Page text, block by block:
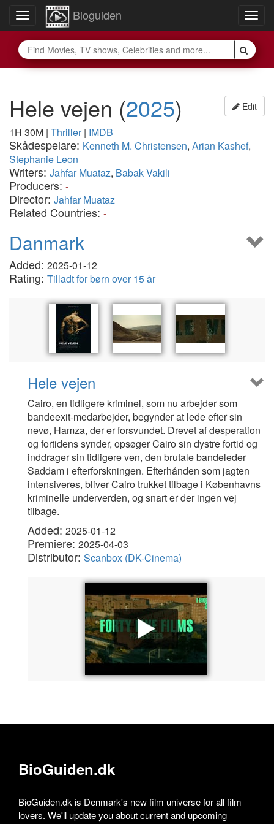
Toggle
navigation
Bioguiden
Edit
Hele vejen (2025)
1H 30M | Thriller| IMDB
Skådespelare: Kenneth M. Christensen, Arian Kashef,
Stephanie Leon
Writers: Jahfar Muataz, Babak Vakili
Producers: -
Director: Jahfar Muataz
Related Countries: -
Danmark
Added: 2025-01-12
Rating: Tilladt for børn over 15 år
Hele vejen
Cairo, en tidligere kriminel, som nu arbejder som
bandeexit-medarbejder, begynder at lede efter sin
nevø, Hamza, der er forsvundet. Drevet af desperation
og fortidens synder, opsøger Cairo sin dystre fortid og
inddrager sin tidligere ven, den brutale bandeleder
Saddam i efterforskningen. Efterhånden som jagten
intensiveres, bliver Cairo trukket tilbage i Københavns
kriminelle underverden, og snart er der ingen vej
tilbage.
Added: 2025-01-12
Premiere: 2025-04-03
Distributor: Scanbox (DK-Cinema)
BioGuiden.dk
BioGuiden.dk is Denmark's new film universe for all film
lovers. We'll update you about current and upcoming